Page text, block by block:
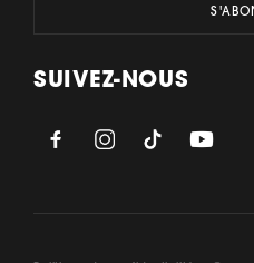
SUIVEZ-NOUS